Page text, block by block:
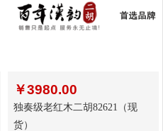
￥3980.00
独奏级老红木二胡82621（现
货）